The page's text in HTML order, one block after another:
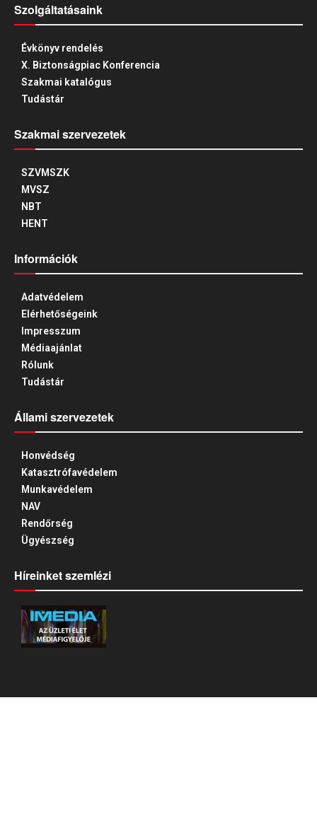
Szolgáltatásaink
Évkönyv rendelés
X. Biztonságpiac Konferencia
Szakmai katalógus
Tudástár
Szakmai szervezetek
SZVMSZK
MVSZ
NBT
HENT
Információk
Adatvédelem
Elérhetőségeink
Impresszum
Médiaajánlat
Rólunk
Tudástár
Állami szervezetek
Honvédség
Katasztrófavédelem
Munkavédelem
NAV
Rendőrség
Ügyészség
Híreinket szemlézi